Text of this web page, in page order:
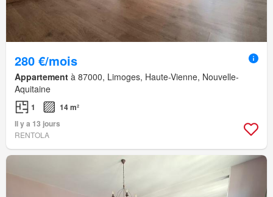
280 €/mois
Appartement à 87000, Limoges, Haute-Vienne, Nouvelle-
Aquitaine
1
14 m²
Il y a 13 jours
RENTOLA